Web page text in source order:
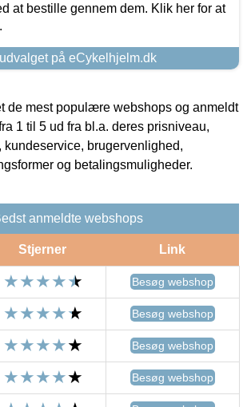
at bestille gennem dem. Klik her for at
på eCykelhjelm.dk
de mest populære webshops og anmeldt
1 til 5 ud fra bl.a. deres prisniveau,
kundeservice, brugervenlighed,
og betalingsmuligheder.
anmeldte webshops
Stjerner Link
Besøg webshop
Besøg webshop
Besøg webshop
Besøg webshop